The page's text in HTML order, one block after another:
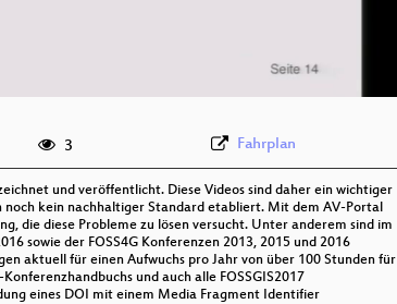
3 Fahrplan
und veröffentlicht. Diese Videos sind daher ein wichtiger
kein nachhaltiger Standard etabliert. Mit dem AV-Portal
die diese Probleme zu lösen versucht. Unter anderem sind im
sowie der FOSS4G Konferenzen 2013, 2015 und 2016
aktuell für einen Aufwuchs pro Jahr von über 100 Stunden für
und auch alle FOSSGIS2017
eines DOI mit einem Media Fragment Identifier